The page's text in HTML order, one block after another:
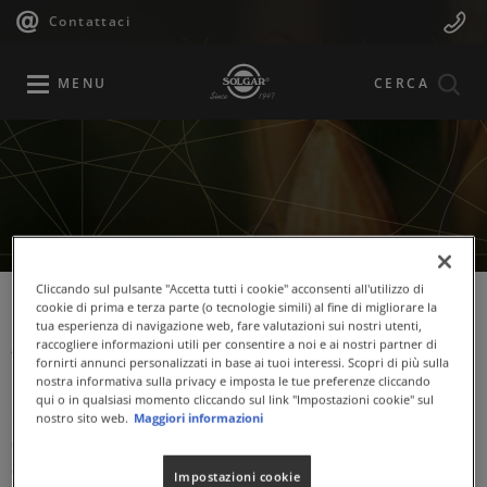
Salta
principale
Contattaci
Navigazione
Menu
MENU CERCA
Alfalfa (Medicago Sativa
L.)
L'erba medica o alfalfa (Medicago sativa
contribuisce al metabolismo dei lipidi ed è di utile supporto
Cliccando sul pulsante "Accetta tutti i cookie" acconsenti all'utilizzo di
cookie di prima e terza parte (o tecnologie simili) al fine di migliorare la
tua esperienza di navigazione web, fare valutazioni sui nostri utenti,
raccogliere informazioni utili per consentire a noi e ai nostri partner di
fornirti annunci personalizzati in base ai tuoi interessi. Scopri di più sulla
nostra informativa sulla privacy e imposta le tue preferenze cliccando
qui o in qualsiasi momento cliccando sul link "Impostazioni cookie" sul
nostro sito web. Maggiori informazioni
Impostazioni cookie